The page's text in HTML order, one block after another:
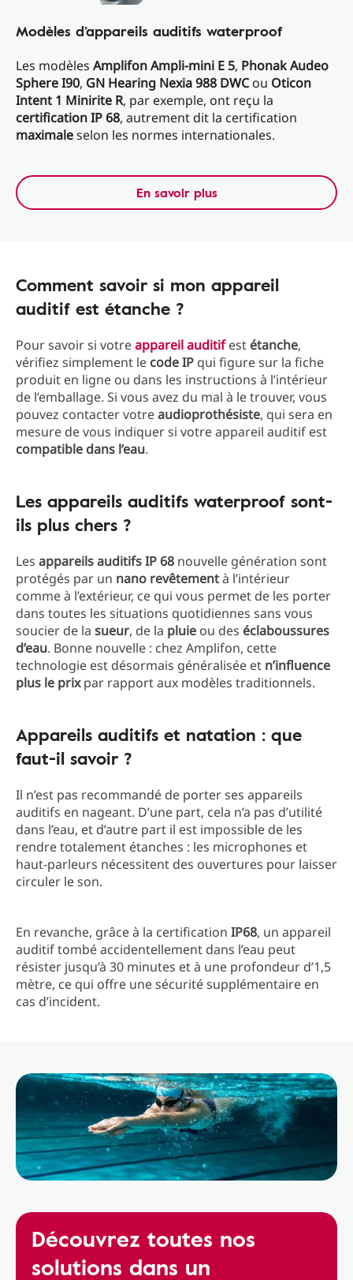
Modèles d’appareils auditifs waterproof
Les modèles Amplifon Ampli-mini E 5, Phonak Audeo
Sphere I90, GN Hearing Nexia 988 DWCou Oticon
Intent 1 Minirite R, par exemple, ont reçu la
certification IP 68, autrement dit la certification
maximaleselon les normes internationales.
En savoir plus
Comment savoir si mon appareil
auditif est étanche ?
Pour savoir si votreappareil auditifest étanche,
vérifiez simplement le code IP qui figure sur la fiche
produit en ligne ou dans les instructions à l’intérieur
de l’emballage. Si vous avez du mal à le trouver, vous
pouvez contacter votreaudioprothésiste, qui sera en
mesure de vous indiquer si votre appareil auditif est
compatible dans l’eau.
Les appareils auditifs waterproof sont-
ils plus chers ?
Les appareils auditifs IP 68 nouvelle génération sont
protégés par un nano revêtementà l’intérieur
comme à l’extérieur, ce qui vous permet de les porter
dans toutes les situations quotidiennes sans vous
soucier de la sueur, de la pluie ou des éclaboussures
d’eau. Bonne nouvelle : chez Amplifon, cette
technologie est désormais généralisée et n’influence
plus le prixpar rapport aux modèles traditionnels.
Appareils auditifs et natation : que
faut-il savoir ?
Il n’est pas recommandé de porter ses appareils
auditifs en nageant. D’une part, cela n’a pas d’utilité
dans l’eau, et d’autre part il est impossible de les
rendre totalement étanches : les microphones et
haut-parleurs nécessitent des ouvertures pour laisser
circuler le son.
En revanche, grâce à la certification IP68, un appareil
auditif tombé accidentellement dans l’eau peut
résister jusqu’à 30 minutes et à une profondeur d’1,5
mètre, ce qui offre une sécurité supplémentaire en
cas d’incident.
Découvrez toutes nos
solutions dans un